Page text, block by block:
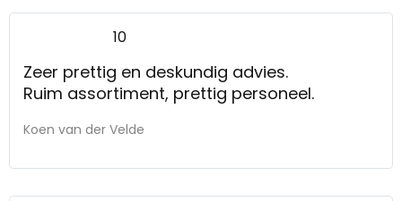
10
Zeer prettig en deskundig advies.
Ruim assortiment, prettig personeel.
Koen van der Velde